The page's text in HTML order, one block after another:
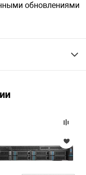
обновлениями